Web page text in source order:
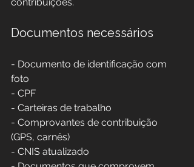
contribuições.
Documentos necessários
- Documento de identificação com
foto
- CPF
- Carteiras de trabalho
- Comprovantes de contribuição
(GPS, carnês)
- CNIS atualizado